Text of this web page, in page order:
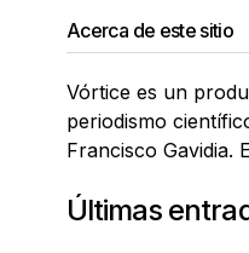
Acerca de este sitio
Vórtice es un
periodismo
Francisco Gavidia.
Últimas